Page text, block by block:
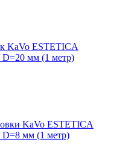
KaVo ESTETICA
D=20 мм (1 метр)
KaVo ESTETICA
D=8 мм (1 метр)